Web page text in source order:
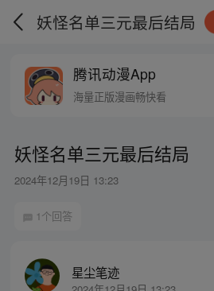
妖怪名单三元最后结局
腾讯动漫App
海量正版漫画畅快看
妖怪名单三元最后结局
2024年12月19日 13:23
1个回答
星尘笔迹